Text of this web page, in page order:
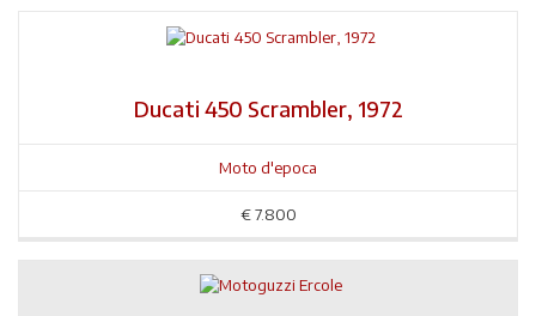
Ducati 450 Scrambler, 1972
Moto d'epoca
€ 7.800